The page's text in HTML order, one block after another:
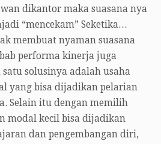
dikantor maka suasana nya
“mencekam” Seketika…
membuat nyaman suasana
performa kinerja juga
solusinya adalah usaha
yang bisa dijadikan pelarian
Selain itu dengan memilih
modal kecil bisa dijadikan
dan pengembangan diri,